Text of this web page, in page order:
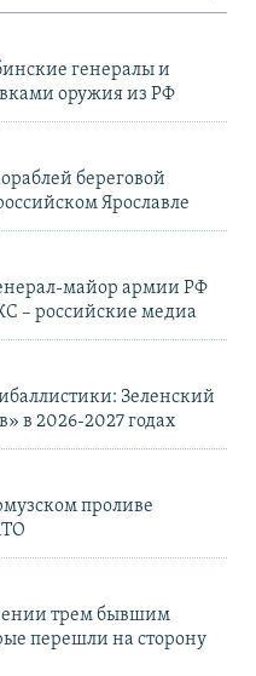
генералы и
оружия из РФ
береговой
Ярославле
майор армии РФ
– российские медиа
Зеленский
в 2026-2027 годах
проливе
трем бывшим
перешли на сторону